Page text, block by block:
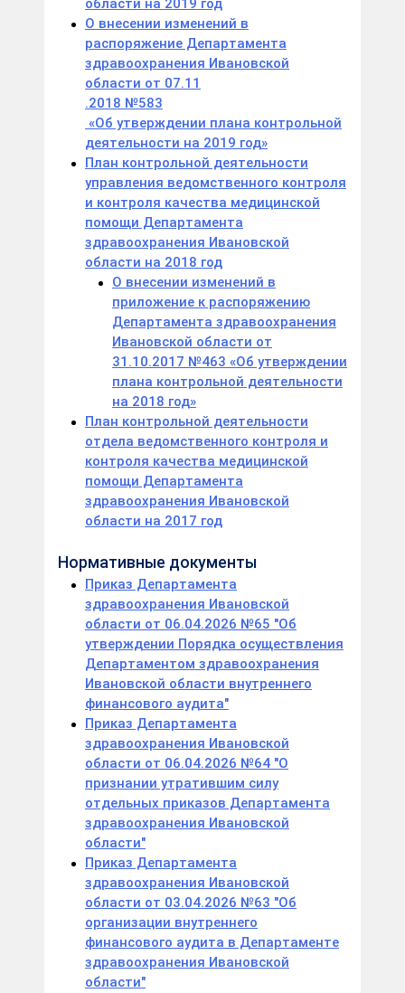
области на 2019 год
О внесении изменений в
распоряжение Департамента
здравоохранения Ивановской
области от 07.11
.2018 №583
«Об утверждении плана контрольной
деятельноcти на 2019 год»
План контрольной деятельности
управления ведомственного контроля
и контроля качества медицинской
помощи Департамента
здравоохранения Ивановской
области на 2018 год
О внесении изменений в
приложение к распоряжению
Департамента здравоохранения
Ивановской области от
31.10.2017 №463 «Об утверждении
плана контрольной деятельноcти
на 2018 год»
План контрольной деятельности
отдела ведомственного контроля и
контроля качества медицинской
помощи Департамента
здравоохранения Ивановской
области на 2017 год
Нормативные документы
Приказ Департамента
здравоохранения Ивановской
области от 06.04.2026 №65 "Об
утверждении Порядка осуществления
Департаментом здравоохранения
Ивановской области внутреннего
финансового аудита"
Приказ Департамента
здравоохранения Ивановской
области от 06.04.2026 №64 "О
признании утратившим силу
отдельных приказов Департамента
здравоохранения Ивановской
области"
Приказ Департамента
здравоохранения Ивановской
области от 03.04.2026 №63 "Об
организации внутреннего
финансового аудита в Департаменте
здравоохранения Ивановской
области"